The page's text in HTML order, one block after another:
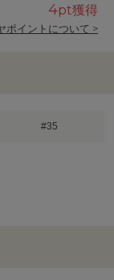
4pt獲得
ポイントについて >
#35